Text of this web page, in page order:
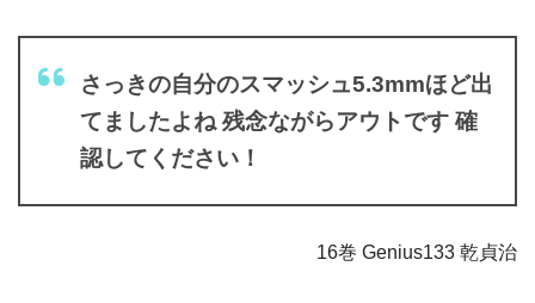
さっきの自分のスマッシュ5.3mmほど出
てましたよね 残念ながらアウトです 確
認してください！
16巻 Genius133 乾貞治